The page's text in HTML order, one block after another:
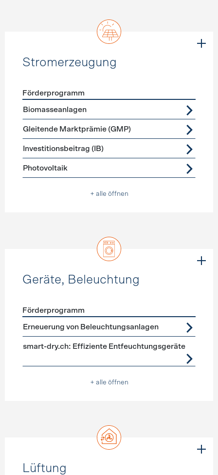
Stromerzeugung
Förderprogramme
Förderprogramm
Biomasseanlagen
Gleitende Marktprämie (GMP)
Investitionsbeitrag (IB)
Photovoltaik
+ alle öffnen
Geräte, Beleuchtung
Förderprogramme Geräte, Beleuchtung
Förderprogramm
Erneuerung von Beleuchtungsanlagen
smart-dry.ch: Effiziente Entfeuchtungsgeräte
+ alle öffnen
Lüftung